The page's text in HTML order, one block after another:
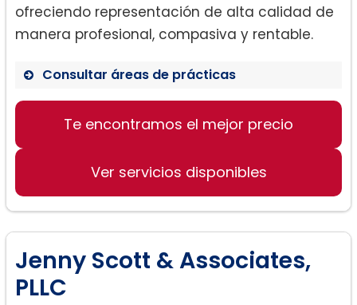
ofreciendo representación de alta calidad de
manera profesional, compasiva y rentable.
Consultar áreas de prácticas
Disolución del Matrimonio
Acuerdos Prenupciales y
Postnupciales
Violencia Doméstica
Paternidad
Custodia de Hijos
Te encontramos el mejor precio
Ver servicios disponibles
Jenny Scott & Associates,
PLLC